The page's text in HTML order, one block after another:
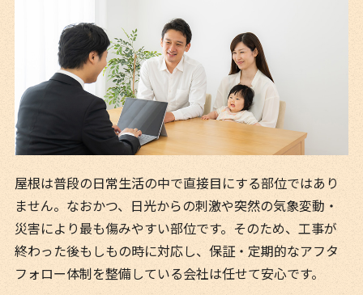
屋根は普段の日常生活の中で直接目にする部位ではあり
ません。なおかつ、日光からの刺激や突然の気象変動・
災害により最も傷みやすい部位です。そのため、工事が
終わった後もしもの時に対応し、保証・定期的なアフタ
フォロー体制を整備している会社は任せて安心です。